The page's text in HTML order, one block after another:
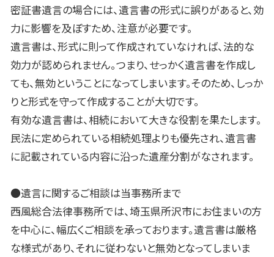
密証書遺言の場合には、遺言書の形式に誤りがあると、効
力に影響を及ぼすため、注意が必要です。
遺言書は、形式に則って作成されていなければ、法的な
効力が認められません。つまり、せっかく遺言書を作成し
ても、無効ということになってしまいます。そのため、しっか
りと形式を守って作成することが大切です。
有効な遺言書は、相続において大きな役割を果たします。
民法に定められている相続処理よりも優先され、遺言書
に記載されている内容に沿った遺産分割がなされます。
●遺言に関するご相談は当事務所まで
西風総合法律事務所では、埼玉県所沢市にお住まいの方
を中心に、幅広くご相談を承っております。遺言書は厳格
な様式があり、それに従わないと無効となってしまいま